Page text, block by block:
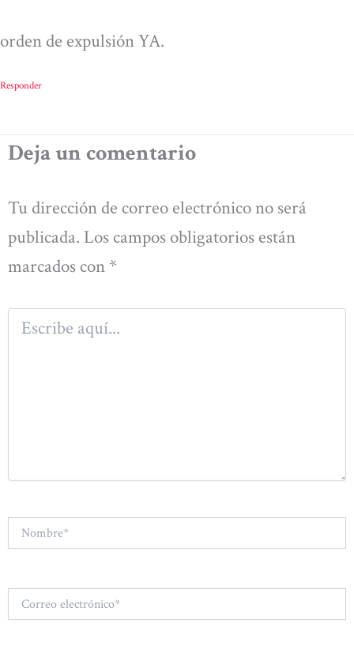
orden de expulsión YA.
Responder
Deja un comentario
Tu dirección de correo electrónico no será
publicada. Los campos obligatorios están
marcados con *
Escribe
aquí...
electrónico*